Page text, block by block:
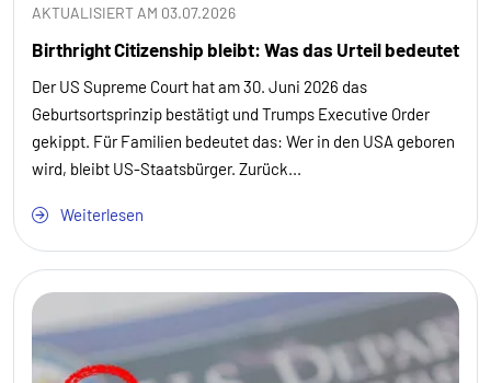
AKTUALISIERT AM 03.07.2026
Birthright Citizenship bleibt: Was das Urteil bedeutet
Der US Supreme Court hat am 30. Juni 2026 das
Geburtsortsprinzip bestätigt und Trumps Executive Order
gekippt. Für Familien bedeutet das: Wer in den USA geboren
wird, bleibt US-Staatsbürger. Zurück...
Weiterlesen